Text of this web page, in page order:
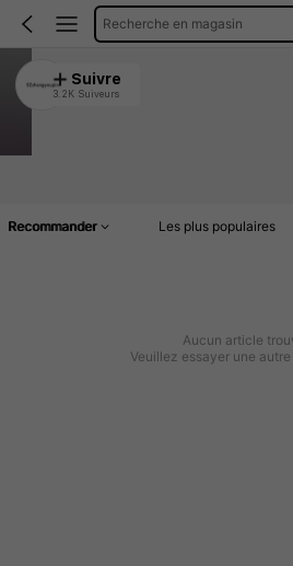
Recherche en magasin
SZshangyoupin
4.91
Suivre
3.2K Suiveurs
Recommander Les plus populaires
Aucun article
Veuillez essayer une